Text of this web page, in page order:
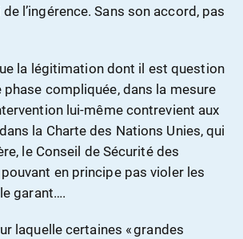
l’ingérence. Sans son accord, pas
la légitimation dont il est question
phase compliquée, dans la mesure
lui-même contrevient aux
la Charte des Nations Unies, qui
le Conseil de Sécurité des
en principe pas violer les
garant….
laquelle certaines « grandes